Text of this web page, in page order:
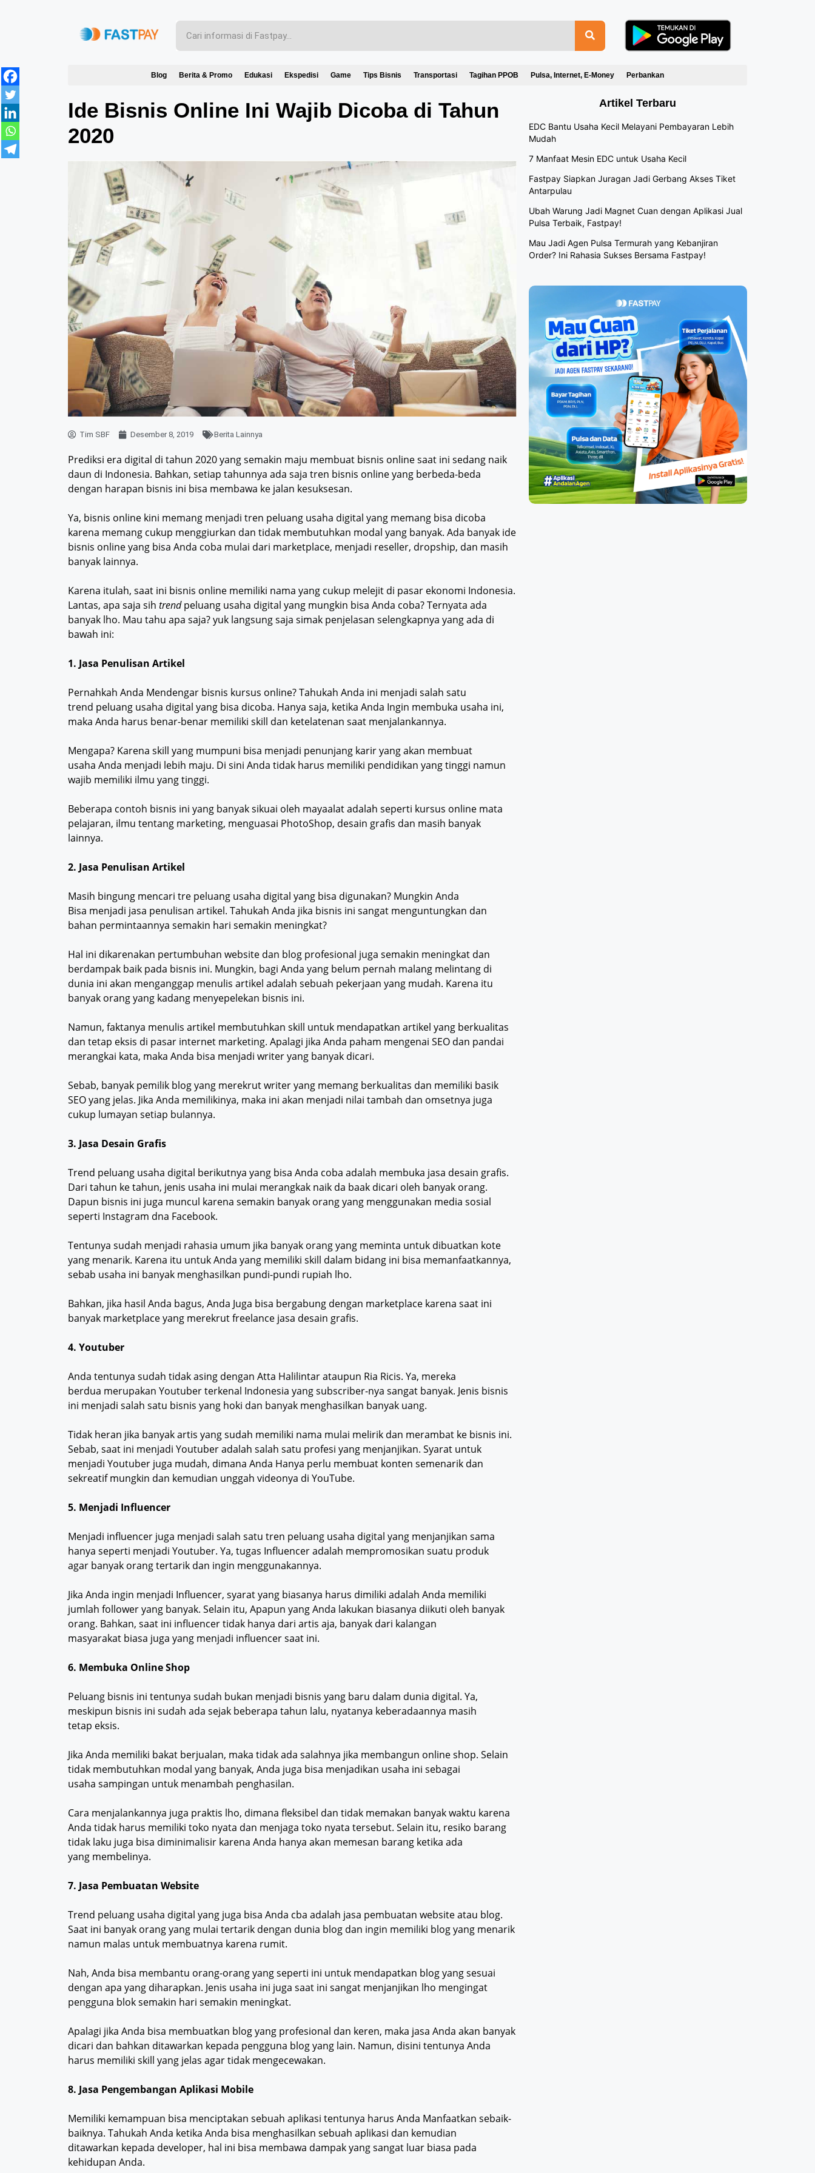
Blog Berita & Promo Edukasi Ekspedisi Game Tips Bisnis Transportasi Tagihan PPOB Pulsa, Internet, E-Money Perbankan
Ide Bisnis Online Ini Wajib Dicoba di Tahun
2020
Tim SBF Desember 8, 2019 Berita Lainnya
Prediksi era digital di tahun 2020 yang semakin maju membuat bisnis online saat ini sedang naik
daun di Indonesia. Bahkan, setiap tahunnya ada saja tren bisnis online yang berbeda-beda
dengan harapan bisnis ini bisa membawa ke jalan kesuksesan.
Ya, bisnis online kini memang menjadi tren peluang usaha digital yang memang bisa dicoba
karena memang cukup menggiurkan dan tidak membutuhkan modal yang banyak. Ada banyak ide
bisnis online yang bisa Anda coba mulai dari marketplace, menjadi reseller, dropship, dan masih
banyak lainnya.
Karena itulah, saat ini bisnis online memiliki nama yang cukup melejit di pasar ekonomi Indonesia.
Lantas, apa saja sih trendpeluang usaha digital yang mungkin bisa Anda coba? Ternyata ada
banyak lho. Mau tahu apa saja? yuk langsung saja simak penjelasan selengkapnya yang ada di
bawah ini:
1. Jasa Penulisan Artikel
Pernahkah Anda Mendengar bisnis kursus online? Tahukah Anda ini menjadi salah satu
trend peluang usaha digital yang bisa dicoba. Hanya saja, ketika Anda Ingin membuka usaha ini,
maka Anda harus benar-benar memiliki skill dan ketelatenan saat menjalankannya.
Mengapa? Karena skill yang mumpuni bisa menjadi penunjang karir yang akan membuat
usaha Anda menjadi lebih maju. Di sini Anda tidak harus memiliki pendidikan yang tinggi namun
wajib memiliki ilmu yang tinggi.
Beberapa contoh bisnis ini yang banyak sikuai oleh mayaalat adalah seperti kursus online mata
pelajaran, ilmu tentang marketing, menguasai PhotoShop, desain grafis dan masih banyak
lainnya.
2. Jasa Penulisan Artikel
Masih bingung mencari tre peluang usaha digital yang bisa digunakan? Mungkin Anda
Bisa menjadi jasa penulisan artikel. Tahukah Anda jika bisnis ini sangat menguntungkan dan
bahan permintaannya semakin hari semakin meningkat?
Hal ini dikarenakan pertumbuhan website dan blog profesional juga semakin meningkat dan
berdampak baik pada bisnis ini. Mungkin, bagi Anda yang belum pernah malang melintang di
dunia ini akan menganggap menulis artikel adalah sebuah pekerjaan yang mudah. Karena itu
banyak orang yang kadang menyepelekan bisnis ini.
Namun, faktanya menulis artikel membutuhkan skill untuk mendapatkan artikel yang berkualitas
dan tetap eksis di pasar internet marketing. Apalagi jika Anda paham mengenai SEO dan pandai
merangkai kata, maka Anda bisa menjadi writer yang banyak dicari.
Sebab, banyak pemilik blog yang merekrut writer yang memang berkualitas dan memiliki basik
SEO yang jelas. Jika Anda memilikinya, maka ini akan menjadi nilai tambah dan omsetnya juga
cukup lumayan setiap bulannya.
3. Jasa Desain Grafis
Trend peluang usaha digital berikutnya yang bisa Anda coba adalah membuka jasa desain grafis.
Dari tahun ke tahun, jenis usaha ini mulai merangkak naik da baak dicari oleh banyak orang.
Dapun bisnis ini juga muncul karena semakin banyak orang yang menggunakan media sosial
seperti Instagram dna Facebook.
Tentunya sudah menjadi rahasia umum jika banyak orang yang meminta untuk dibuatkan kote
yang menarik. Karena itu untuk Anda yang memiliki skill dalam bidang ini bisa memanfaatkannya,
sebab usaha ini banyak menghasilkan pundi-pundi rupiah lho.
Bahkan, jika hasil Anda bagus, Anda Juga bisa bergabung dengan marketplace karena saat ini
banyak marketplace yang merekrut freelance jasa desain grafis.
4. Youtuber
Anda tentunya sudah tidak asing dengan Atta Halilintar ataupun Ria Ricis. Ya, mereka
berdua merupakan Youtuber terkenal Indonesia yang subscriber-nya sangat banyak. Jenis bisnis
ini menjadi salah satu bisnis yang hoki dan banyak menghasilkan banyak uang.
Tidak heran jika banyak artis yang sudah memiliki nama mulai melirik dan merambat ke bisnis ini.
Sebab, saat ini menjadi Youtuber adalah salah satu profesi yang menjanjikan. Syarat untuk
menjadi Youtuber juga mudah, dimana Anda Hanya perlu membuat konten semenarik dan
sekreatif mungkin dan kemudian unggah videonya di YouTube.
5. Menjadi Influencer
Menjadi influencer juga menjadi salah satu tren peluang usaha digital yang menjanjikan sama
hanya seperti menjadi Youtuber. Ya, tugas Influencer adalah mempromosikan suatu produk
agar banyak orang tertarik dan ingin menggunakannya.
Jika Anda ingin menjadi Influencer, syarat yang biasanya harus dimiliki adalah Anda memiliki
jumlah follower yang banyak. Selain itu, Apapun yang Anda lakukan biasanya diikuti oleh banyak
orang. Bahkan, saat ini influencer tidak hanya dari artis aja, banyak dari kalangan
masyarakat biasa juga yang menjadi influencer saat ini.
6. Membuka Online Shop
Peluang bisnis ini tentunya sudah bukan menjadi bisnis yang baru dalam dunia digital. Ya,
meskipun bisnis ini sudah ada sejak beberapa tahun lalu, nyatanya keberadaannya masih
tetap eksis.
Jika Anda memiliki bakat berjualan, maka tidak ada salahnya jika membangun online shop. Selain
tidak membutuhkan modal yang banyak, Anda juga bisa menjadikan usaha ini sebagai
usaha sampingan untuk menambah penghasilan.
Cara menjalankannya juga praktis lho, dimana fleksibel dan tidak memakan banyak waktu karena
Anda tidak harus memiliki toko nyata dan menjaga toko nyata tersebut. Selain itu, resiko barang
tidak laku juga bisa diminimalisir karena Anda hanya akan memesan barang ketika ada
yang membelinya.
7. Jasa Pembuatan Website
Trend peluang usaha digital yang juga bisa Anda cba adalah jasa pembuatan website atau blog.
Saat ini banyak orang yang mulai tertarik dengan dunia blog dan ingin memiliki blog yang menarik
namun malas untuk membuatnya karena rumit.
Nah, Anda bisa membantu orang-orang yang seperti ini untuk mendapatkan blog yang sesuai
dengan apa yang diharapkan. Jenis usaha ini juga saat ini sangat menjanjikan lho mengingat
pengguna blok semakin hari semakin meningkat.
Apalagi jika Anda bisa membuatkan blog yang profesional dan keren, maka jasa Anda akan banyak
dicari dan bahkan ditawarkan kepada pengguna blog yang lain. Namun, disini tentunya Anda
harus memiliki skill yang jelas agar tidak mengecewakan.
8. Jasa Pengembangan Aplikasi Mobile
Memiliki kemampuan bisa menciptakan sebuah aplikasi tentunya harus Anda Manfaatkan sebaik-
baiknya. Tahukah Anda ketika Anda bisa menghasilkan sebuah aplikasi dan kemudian
ditawarkan kepada developer, hal ini bisa membawa dampak yang sangat luar biasa pada
kehidupan Anda.
Artikel Terbaru
EDC Bantu Usaha Kecil Melayani Pembayaran Lebih
Mudah
7 Manfaat Mesin EDC untuk Usaha Kecil
Fastpay Siapkan Juragan Jadi Gerbang Akses Tiket
Antarpulau
Ubah Warung Jadi Magnet Cuan dengan Aplikasi Jual
Pulsa Terbaik, Fastpay!
Mau Jadi Agen Pulsa Termurah yang Kebanjiran
Order? Ini Rahasia Sukses Bersama Fastpay!